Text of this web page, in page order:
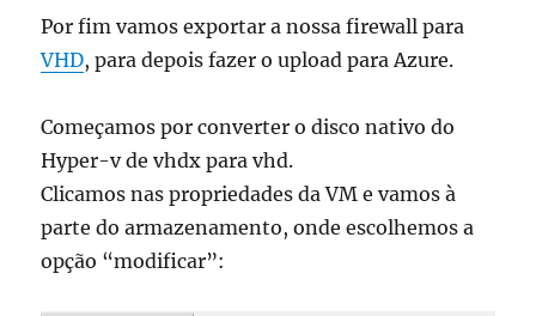
Por fim vamos exportar a nossa firewall para
VHD, para depois fazer o upload para Azure.
Começamos por converter o disco nativo do
Hyper-v de vhdx para vhd.
Clicamos nas propriedades da VM e vamos à
parte do armazenamento, onde escolhemos a
opção “modificar”: